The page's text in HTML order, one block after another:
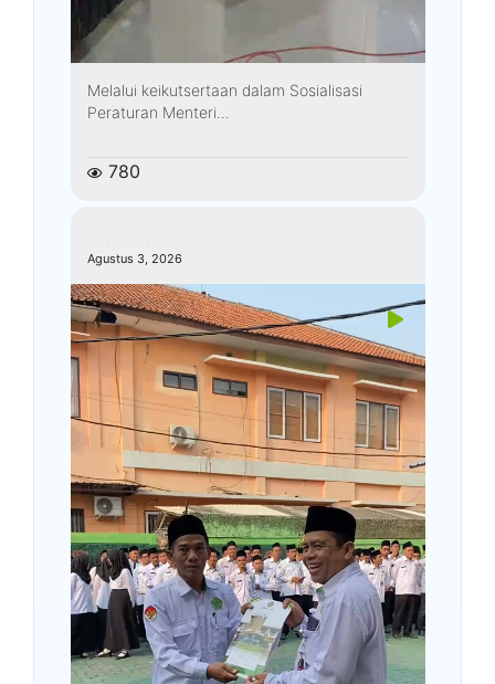
Melalui keikutsertaan dalam Sosialisasi
Peraturan Menteri...
780
Agustus 3, 2026